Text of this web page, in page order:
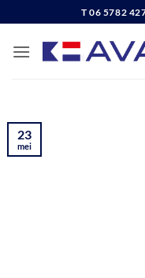
naar
inhoud
T 06 5782
23
mei